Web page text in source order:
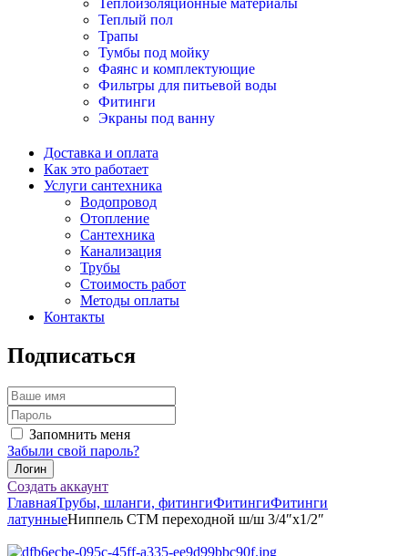
Теплоизоляционные материалы
Теплый пол
Трапы
Тумбы под мойку
Фаянс и комплектующие
Фильтры для питьевой воды
Фитинги
Экраны под ванну
Доставка и оплата
Как это работает
Услуги сантехника
Водопровод
Отопление
Сантехника
Канализация
Трубы
Стоимость работ
Методы оплаты
Контакты
Подписаться
Запомнить меня
Забыли свой пароль?
Создать аккаунт
ГлавнаяТрубы, шланги, фитингиФитингиФитинги
латунныеНиппель CTM переходной ш/ш 3/4″х1/2″